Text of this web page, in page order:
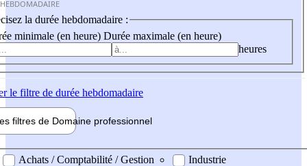
la durée hebdomadaire :
minimale (en heure) Durée maximale (en heure)
heures
le filtre de durée hebdomadaire
filtres de Domaine professionnel
professionel
Achats / Comptabilité / Gestion
Industrie